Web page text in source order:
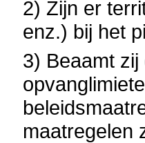
2) Zijn er
enz.) bij het
3) Beaamt
maatregelen